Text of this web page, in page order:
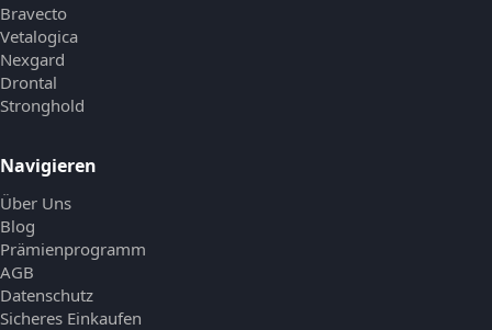
Bravecto
Vetalogica
Nexgard
Drontal
Stronghold
Navigieren
Über Uns
Blog
Prämienprogramm
AGB
Datenschutz
Sicheres Einkaufen